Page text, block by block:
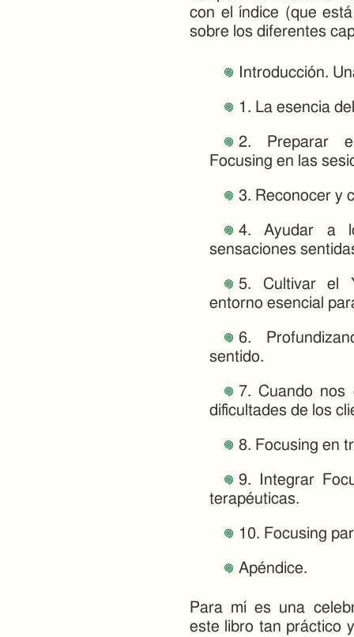
con el índice (que
sobre los diferentes
Introducción.
1. La esencia
2. Preparar
Focusing en las
3. Reconocer y
4. Ayudar a
sensaciones
5. Cultivar el
entorno esencial
6.
sentido.
7. Cuando nos
dificultades de los
8. Focusing en
9. Integrar
terapéuticas.
10. Focusing
Apéndice.
Para mí es una
este libro tan práctico